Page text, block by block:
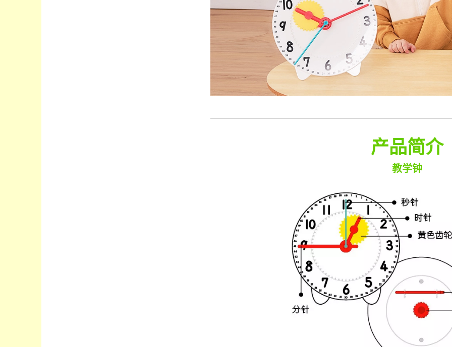
产品简介
教学钟